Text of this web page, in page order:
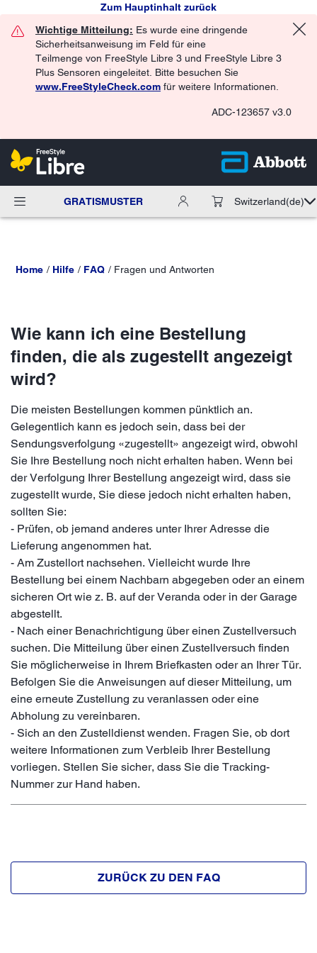
Zum Hauptinhalt zurück
Wichtige Mitteilung: Es wurde eine dringende
Sicherheitsanweisung im Feld für eine
Teilmenge von FreeStyle Libre 3 und FreeStyle Libre 3
Plus Sensoren eingeleitet. Bitte besuchen Sie
www.FreeStyleCheck.com für weitere Informationen.
ADC-123657 v3.0
GRATISMUSTER Switzerland(de)
Home Hilfe FAQ Fragen und Antworten
Wie kann ich eine Bestellung
finden, die als zugestellt angezeigt
wird?
Die meisten Bestellungen kommen pünktlich an.
Gelegentlich kann es jedoch sein, dass bei der
Sendungsverfolgung «zugestellt» angezeigt wird, obwohl
Sie Ihre Bestellung noch nicht erhalten haben. Wenn bei
der Verfolgung Ihrer Bestellung angezeigt wird, dass sie
zugestellt wurde, Sie diese jedoch nicht erhalten haben,
sollten Sie:
- Prüfen, ob jemand anderes unter Ihrer Adresse die
Lieferung angenommen hat.
- Am Zustellort nachsehen. Vielleicht wurde Ihre
Bestellung bei einem Nachbarn abgegeben oder an einem
sicheren Ort wie z. B. auf der Veranda oder in der Garage
abgestellt.
- Nach einer Benachrichtigung über einen Zustellversuch
suchen. Die Mitteilung über einen Zustellversuch finden
Sie möglicherweise in Ihrem Briefkasten oder an Ihrer Tür.
Befolgen Sie die Anweisungen auf dieser Mitteilung, um
eine erneute Zustellung zu veranlassen oder eine
Abholung zu vereinbaren.
- Sich an den Zustelldienst wenden. Fragen Sie, ob dort
weitere Informationen zum Verbleib Ihrer Bestellung
vorliegen. Stellen Sie sicher, dass Sie die Tracking-
Nummer zur Hand haben.
ZURÜCK ZU DEN FAQ